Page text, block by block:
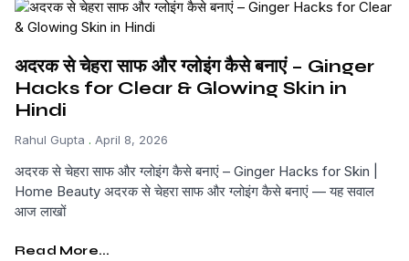
अदरक से चेहरा साफ और ग्लोइंग कैसे बनाएं – Ginger
Hacks for Clear & Glowing Skin in
Hindi
Rahul Gupta April 8, 2026
अदरक से चेहरा साफ और ग्लोइंग कैसे बनाएं – Ginger Hacks for Skin |
Home Beauty अदरक से चेहरा साफ और ग्लोइंग कैसे बनाएं — यह सवाल
आज लाखों
Read More...